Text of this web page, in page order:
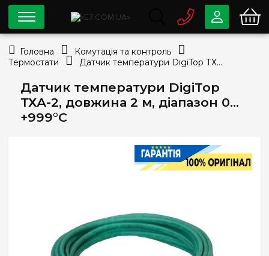
Датчик температури DigiTop
ТХА-2, довжина 2 м, діапазон 0…
+999°С
0 80033-63-07
info@e7.com.ua
044334-79-78
Viber Telegram
Головна
Комутація та контроль
Термостати
Датчик температури DigiTop ТХА-2, довжина 2 м, діапазон 0…+999°С